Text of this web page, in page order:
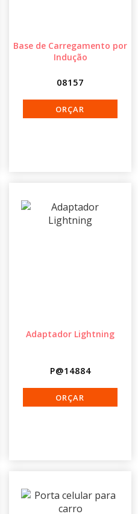
Base de Carregamento por
Indução
08157
Adaptador Lightning
P@14884